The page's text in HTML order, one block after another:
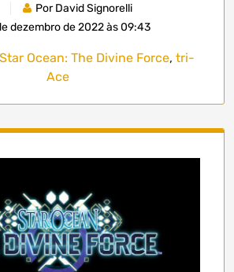
Por David Signorelli
dezembro de 2022 às 09:43
Star Ocean: The Divine Force, tri-
Ace